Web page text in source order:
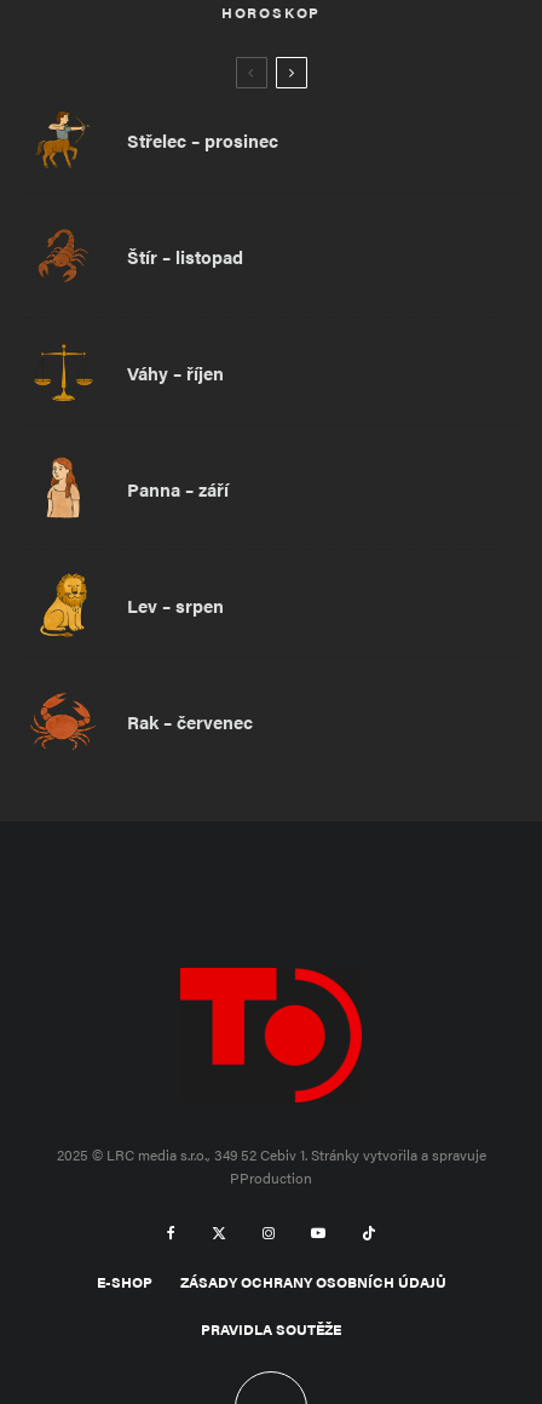
HOROSKOP
Střelec – prosinec
Štír – listopad
Váhy – říjen
Panna – září
Lev – srpen
Rak – červenec
2025 © LRC media s.r.o., 349 52 Cebiv 1.Stránky vytvořila a spravuje
PProduction
E-SHOP ZÁSADY OCHRANY OSOBNÍCH ÚDAJŮ
PRAVIDLA SOUTĚŽE